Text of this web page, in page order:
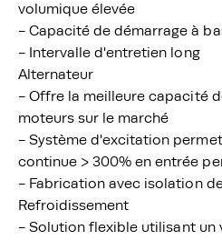
volumique élevée
- Capacité de démarrage à
- Intervalle d'entretien long
Alternateur
- Offre la meilleure capacité
moteurs sur le marché
- Système d'excitation
continue > 300% en entrée
- Fabrication avec isolation
Refroidissement
- Solution flexible utilisant un